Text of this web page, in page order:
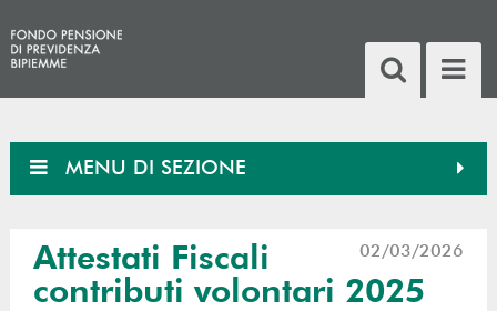
MENU DI SEZIONE
02/03/2026
Attestati Fiscali
contributi volontari 2025